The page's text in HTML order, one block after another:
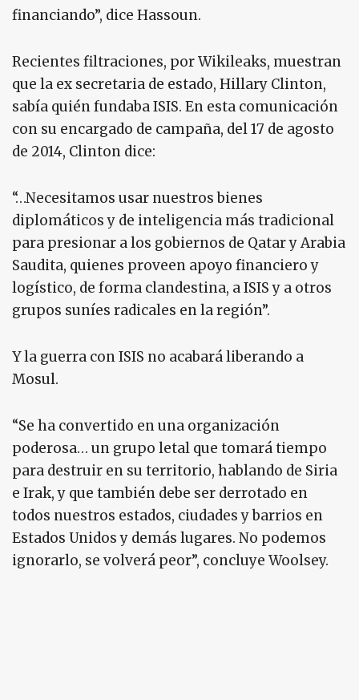
financiando”, dice Hassoun.
Recientes filtraciones, por Wikileaks, muestran
que la ex secretaria de estado, Hillary Clinton,
sabía quién fundaba ISIS. En esta comunicación
con su encargado de campaña, del 17 de agosto
de 2014, Clinton dice:
“…Necesitamos usar nuestros bienes
diplomáticos y de inteligencia más tradicional
para presionar a los gobiernos de Qatar y Arabia
Saudita, quienes proveen apoyo financiero y
logístico, de forma clandestina, a ISIS y a otros
grupos suníes radicales en la región”.
Y la guerra con ISIS no acabará liberando a
Mosul.
“Se ha convertido en una organización
poderosa… un grupo letal que tomará tiempo
para destruir en su territorio, hablando de Siria
e Irak, y que también debe ser derrotado en
todos nuestros estados, ciudades y barrios en
Estados Unidos y demás lugares. No podemos
ignorarlo, se volverá peor”, concluye Woolsey.